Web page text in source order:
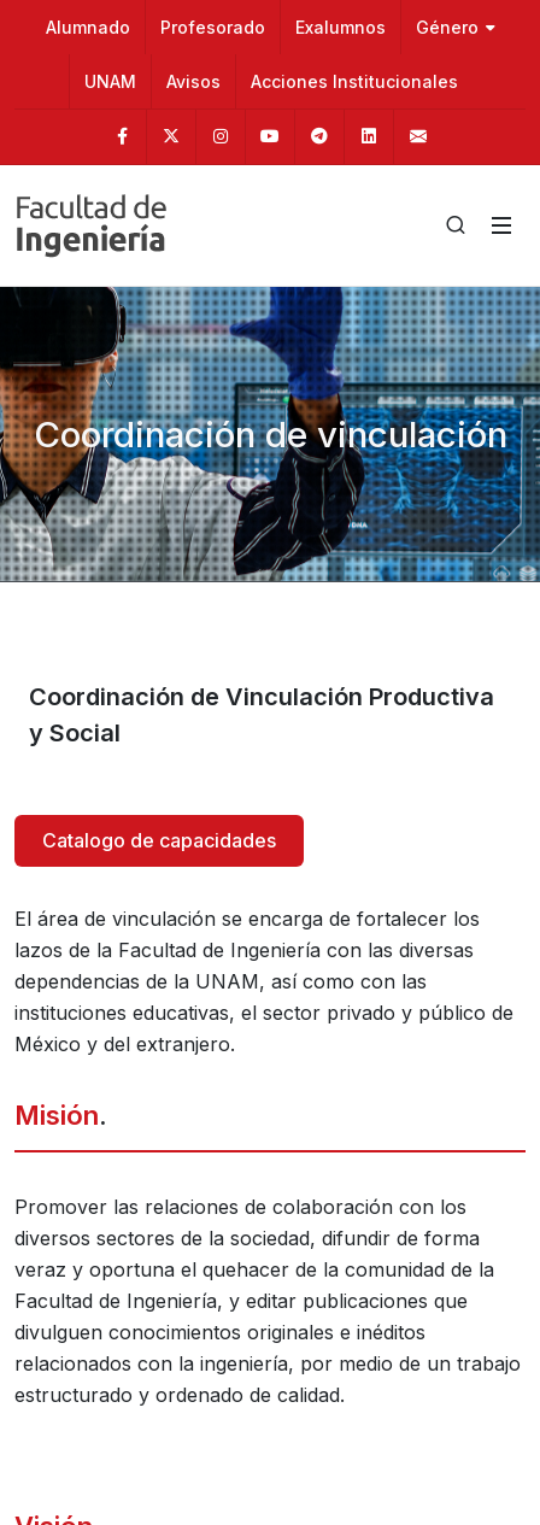
Alumnado Profesorado Exalumnos Género
UNAM Avisos Acciones Institucionales
FacebookTwitter InstagramYoutubeTelegramLinkedin
Coordinación de vinculación
Coordinación de Vinculación Productiva
y Social
Catalogo de capacidades
El área de vinculación se encarga de fortalecer los
lazos de la Facultad de Ingeniería con las diversas
dependencias de la UNAM, así como con las
instituciones educativas, el sector privado y público de
México y del extranjero.
Misión.
Promover las relaciones de colaboración con los
diversos sectores de la sociedad, difundir de forma
veraz y oportuna el quehacer de la comunidad de la
Facultad de Ingeniería, y editar publicaciones que
divulguen conocimientos originales e inéditos
relacionados con la ingeniería, por medio de un trabajo
estructurado y ordenado de calidad.